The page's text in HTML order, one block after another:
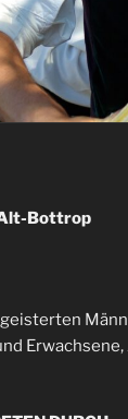
Bottrop